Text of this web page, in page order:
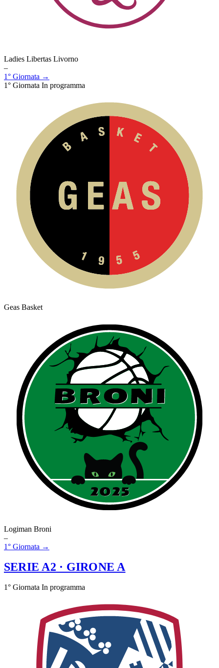
Ladies Libertas Livorno
–
1° Giornata →
1° Giornata In programma
Geas Basket
Logiman Broni
–
1° Giornata →
SERIE A2 · GIRONE A
1° Giornata In programma